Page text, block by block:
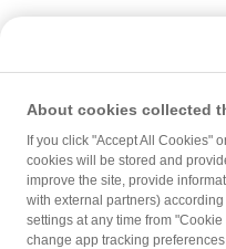
管理ツールのログイン・設定
PayPay for Businessの画面を切り替
規約
ガイドライン
About cookies collected
If you click "Accept All Cookies"
cookies will be stored and
improve the site, provide
with external partners) according
settings at any time from
change app tracking